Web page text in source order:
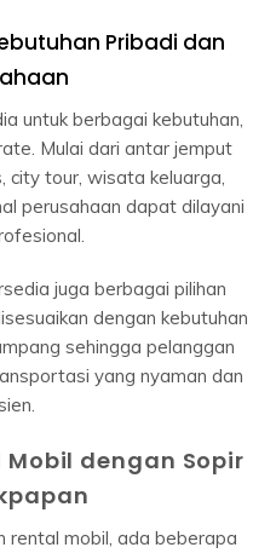
Pribadi dan
untuk berbagai kebutuhan,
Mulai dari antar jemput
city tour, wisata keluarga,
perusahaan dapat dilayani
juga berbagai pilihan
dengan kebutuhan
sehingga pelanggan
yang nyaman dan
Mobil dengan Sopir
rental mobil, ada beberapa